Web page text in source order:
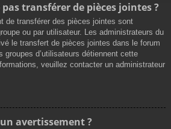
transférer de pièces jointes ?
de transférer des pièces jointes sont
ou par utilisateur. Les administrateurs du
le transfert de pièces jointes dans le forum
groupes d’utilisateurs détiennent cette
veuillez contacter un administrateur
avertissement ?